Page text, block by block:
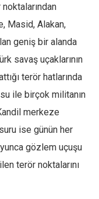
noktalarından
Masid, Alakan,
geniş bir alanda
savaş uçaklarının
terör hatlarında
ile birçok militanın
merkeze
ise günün her
gözlem uçuşu
terör noktalarını